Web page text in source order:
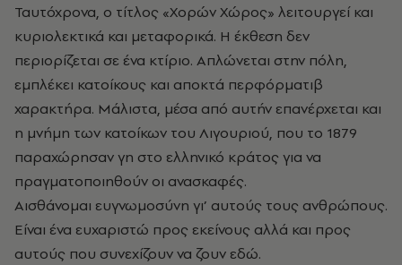
Ταυτόχρονα, ο τίτλος «Χορών Χώρος» λειτουργεί και
κυριολεκτικά και μεταφορικά. Η έκθεση δεν
περιορίζεται σε ένα κτίριο. Απλώνεται στην πόλη,
εμπλέκει κατοίκους και αποκτά περφόρματιβ
χαρακτήρα. Μάλιστα, μέσα από αυτήν επανέρχεται και
η μνήμη των κατοίκων του Λιγουριού, που το 1879
παραχώρησαν γη στο ελληνικό κράτος για να
πραγματοποιηθούν οι ανασκαφές.
Αισθάνομαι ευγνωμοσύνη γι’ αυτούς τους ανθρώπους.
Είναι ένα ευχαριστώ προς εκείνους αλλά και προς
αυτούς που συνεχίζουν να ζουν εδώ.